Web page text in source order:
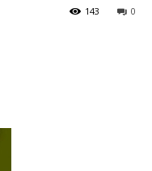
0
143